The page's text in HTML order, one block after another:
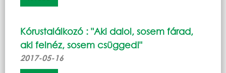
Kórustalálkozó : "Aki dalol, sosem fárad,
aki felnéz, sosem csügged!"
2017-05-16